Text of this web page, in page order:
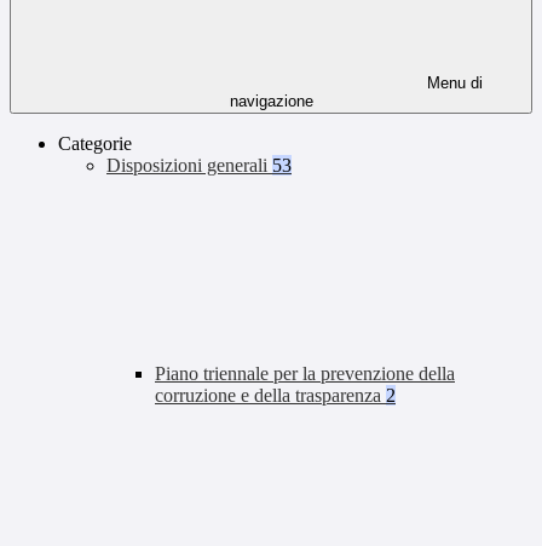
Menu di
navigazione
Categorie
Disposizioni generali 53
Piano triennale per la prevenzione della
corruzione e della trasparenza 2